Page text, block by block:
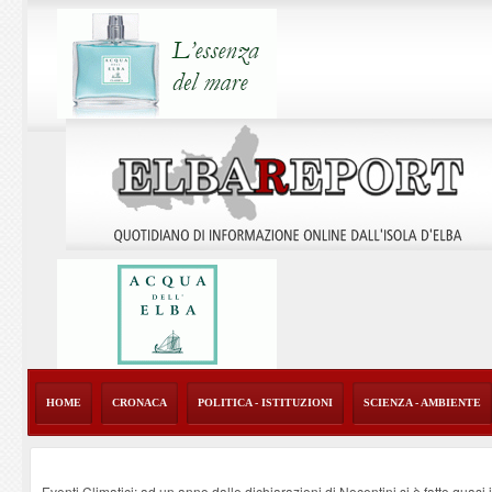
HOME CRONACA POLITICA - ISTITUZIONI SCIENZA - AMBIENTE